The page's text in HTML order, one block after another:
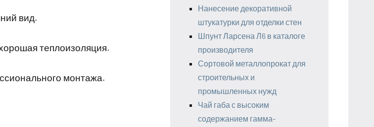
вид.
теплоизоляция.
монтажа.
Нанесение декоративной
штукатурки для отделки стен
Шпунт Ларсена Л6 в каталоге
производителя
Сортовой металлопрокат для
строительных и
промышленных нужд
Чай габа с высоким
содержанием гамма-